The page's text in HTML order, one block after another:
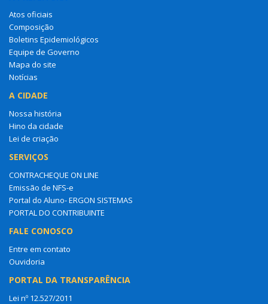
Atos oficiais
Composição
Boletins Epidemiológicos
Equipe de Governo
Mapa do site
Notícias
A CIDADE
Nossa história
Hino da cidade
Lei de criação
SERVIÇOS
CONTRACHEQUE ON LINE
Emissão de NFS-e
Portal do Aluno- ERGON SISTEMAS
PORTAL DO CONTRIBUINTE
FALE CONOSCO
Entre em contato
Ouvidoria
PORTAL DA TRANSPARÊNCIA
Lei nº 12.527/2011